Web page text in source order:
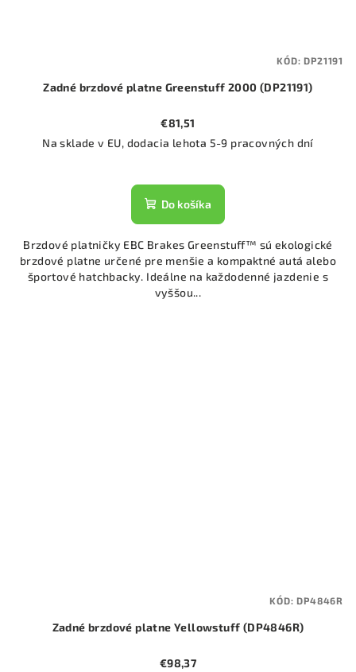
Zadné brzdové platne Greenstuff 2000 (DP21191)
€81,51
Na sklade v EU, dodacia lehota 5-9 pracovných dní
Do košíka
Brzdové platničky EBC Brakes Greenstuff™ sú ekologické
brzdové platne určené pre menšie a kompaktné autá alebo
športové hatchbacky. Ideálne na každodenné jazdenie s
vyššou...
KÓD:DP21191
Zadné brzdové platne Yellowstuff (DP4846R)
€98,37
KÓD:DP4846R